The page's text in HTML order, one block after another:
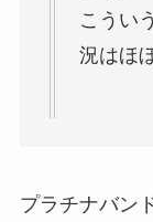
こうい
況はほ
プラチナバン